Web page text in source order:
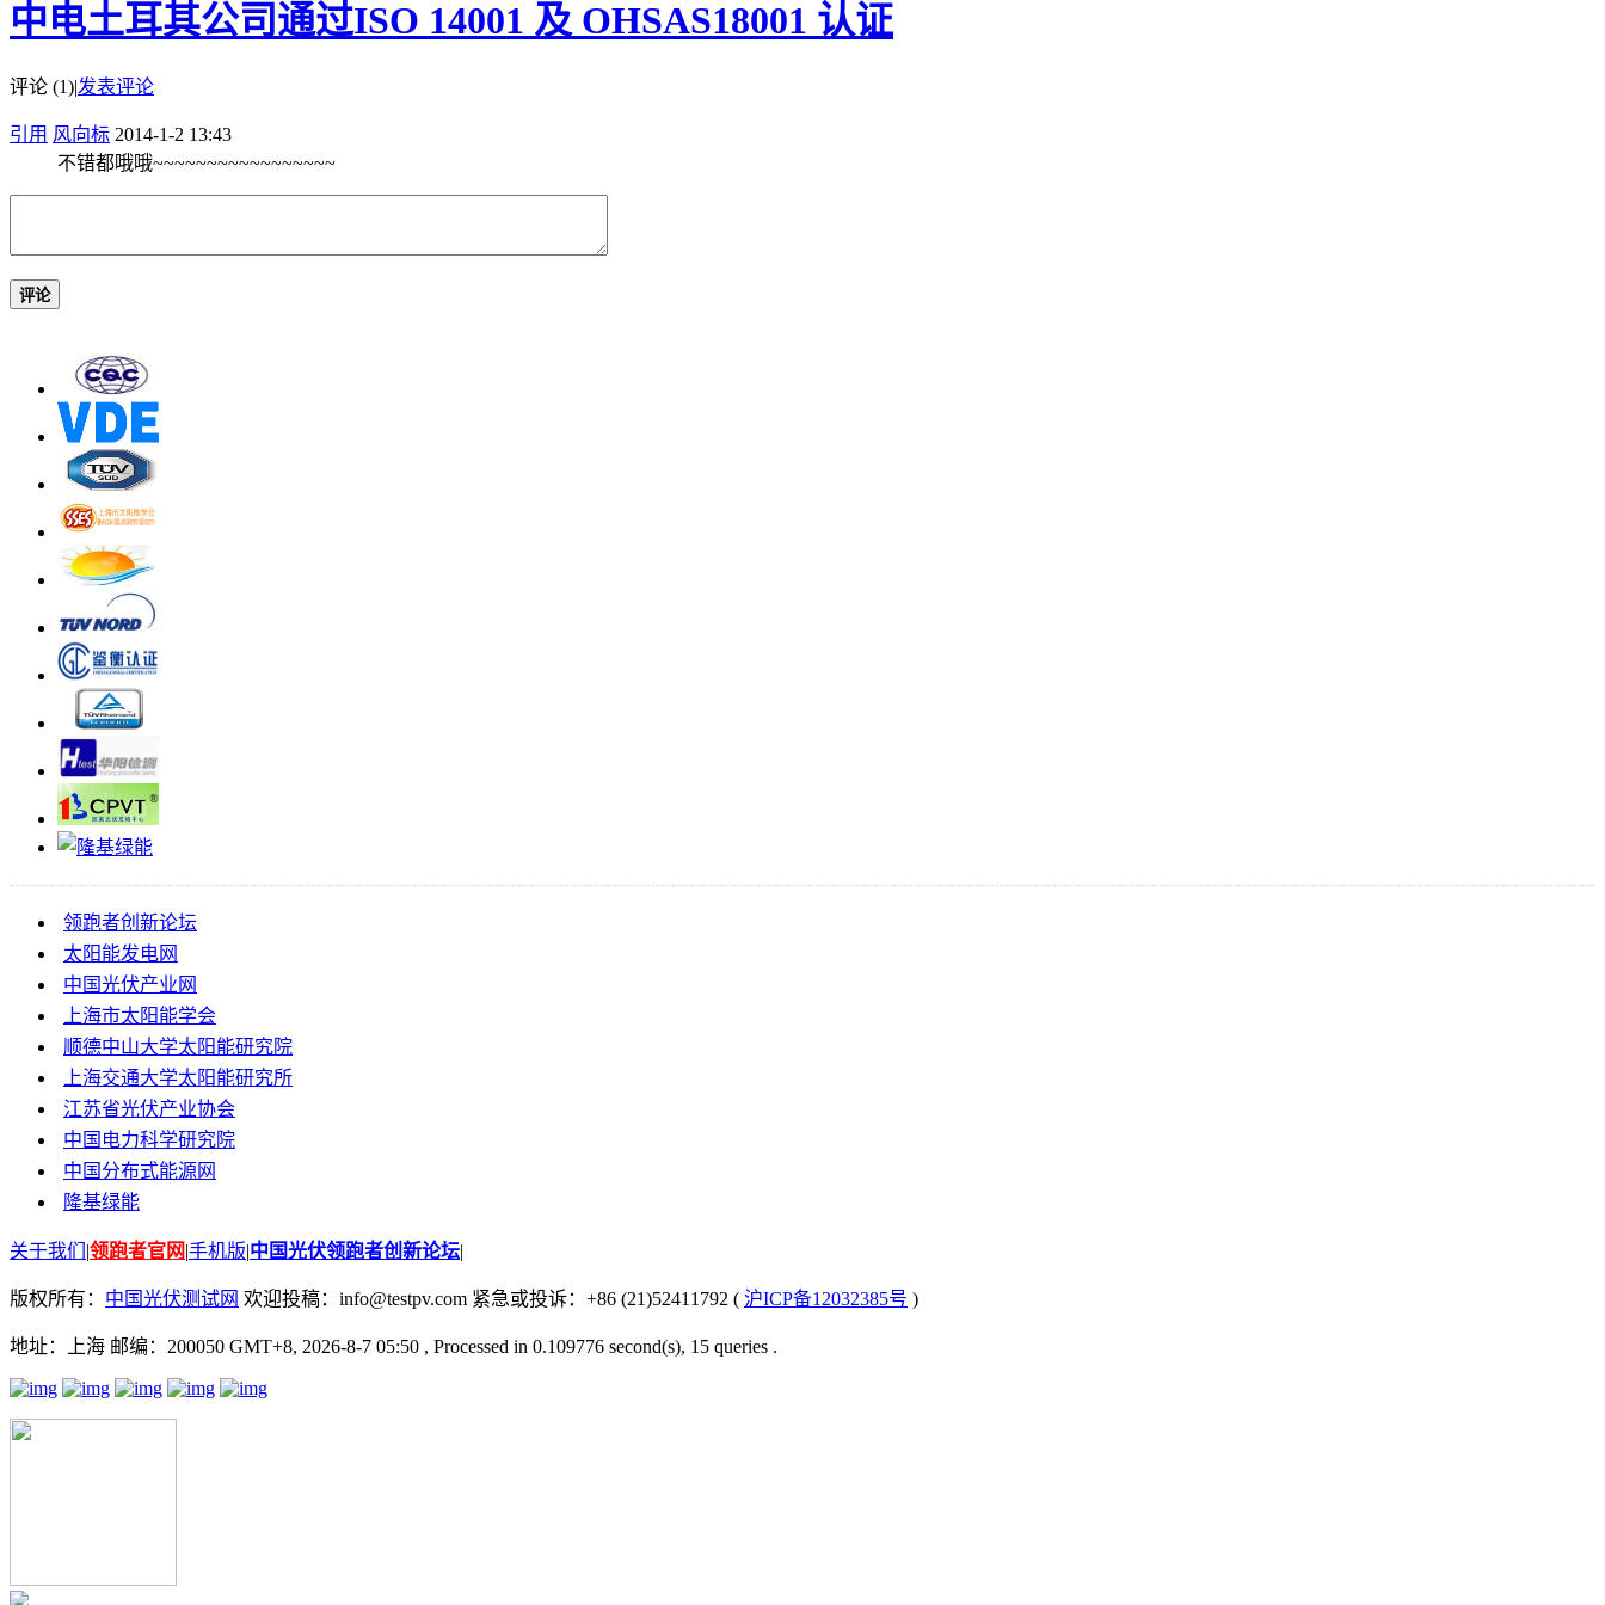
中电土耳其公司通过ISO 14001 及 OHSAS18001 认证
评论 (1)|发表评论
引用 风向标 2014-1-2 13:43
不错都哦哦~~~~~~~~~~~~~~~~~
评论
领跑者创新论坛
太阳能发电网
中国光伏产业网
上海市太阳能学会
顺德中山大学太阳能研究院
上海交通大学太阳能研究所
江苏省光伏产业协会
中国电力科学研究院
中国分布式能源网
隆基绿能
关于我们 |领跑者官网|手机版|中国光伏领跑者创新论坛|
版权所有： 中国光伏测试网 欢迎投稿：info@testpv.com 紧急或投诉：+86 (21)52411792 ( 沪ICP备12032385号 )
地址：上海 邮编：200050 GMT+8, 2026-8-7 05:50 , Processed in 0.109776 second(s), 15 queries .